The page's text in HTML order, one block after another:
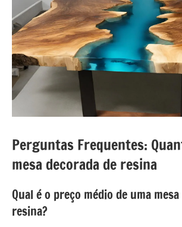
Perguntas Frequentes:
mesa decorada de resina
Qual é o preço médio de uma
resina?